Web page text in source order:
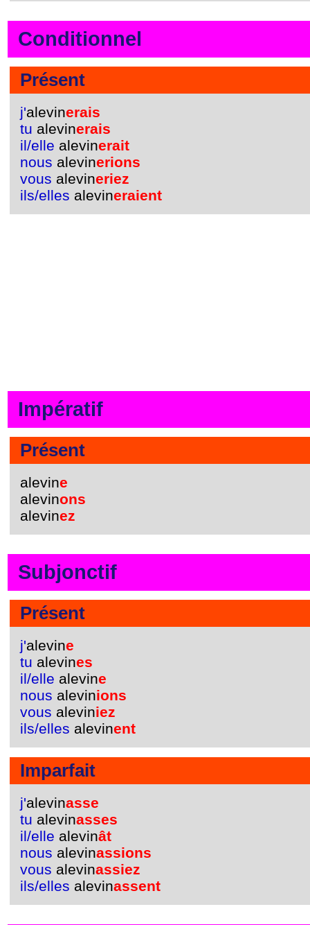
Conditionnel
Présent
j'alevinerais
tu alevinerais
il/elle alevinerait
nous alevinerions
vous alevineriez
ils/elles alevineraient
Impératif
Présent
alevine
alevinons
alevinez
Subjonctif
Présent
j'alevine
tu alevines
il/elle alevine
nous alevinions
vous aleviniez
ils/elles alevinent
Imparfait
j'alevinasse
tu alevinasses
il/elle alevinât
nous alevinassions
vous alevinassiez
ils/elles alevinassent